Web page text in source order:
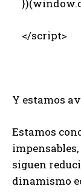
</script>
Y estamos
Estamos
siguen
dinamismo